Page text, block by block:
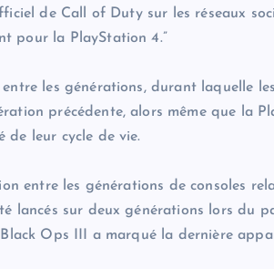
de Call of Duty sur les réseaux
pour la PlayStation 4.”
les générations, durant laquelle
précédente, alors même que la
de leur cycle de vie.
entre les générations de consoles
lancés sur deux générations lors du
Ops III a marqué la dernière